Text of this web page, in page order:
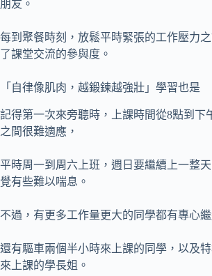
朋友。
每到聚餐時刻，放鬆平時緊張的工作壓力
了課堂交流的參與度。
「自律像肌肉，越鍛鍊越強壯」學習也是
記得第一次來旁聽時，上課時間從8點到下
之間很難適應，
平時周一到周六上班，週日要繼續上一整
覺有些難以喘息。
不過，有更多工作量更大的同學都有專心繼
還有驅車兩個半小時來上課的同學，以及
來上課的學長姐。